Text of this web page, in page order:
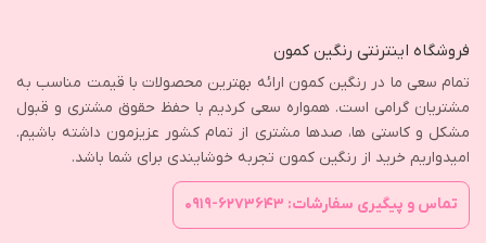
فروشگاه اینترنتی رنگین کمون
تمام سعی ما در رنگین کمون ارائه بهترین محصولات با قیمت مناسب به
مشتریان گرامی است. همواره سعی کردیم با حفظ حقوق مشتری و قبول
مشکل و کاستی ها، صدها مشتری از تمام کشور عزیزمون داشته باشیم.
امیدواریم خرید از رنگین کمون تجربه خوشایندی برای شما باشد.
تماس و پیگیری سفارشات: ۶۲۷۳۶۴۳-۰۹۱۹